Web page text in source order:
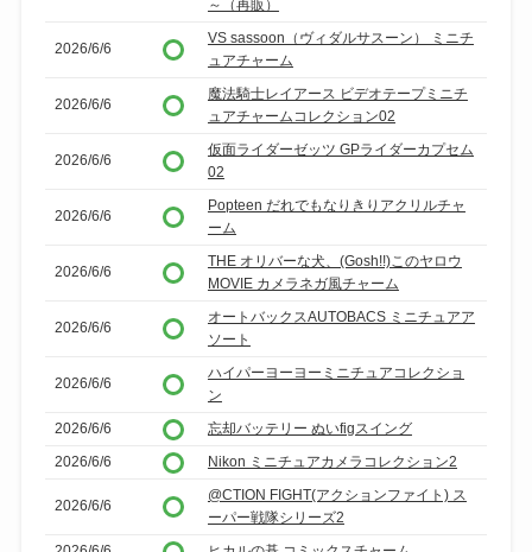
～（再販）
2026/6/6
VS sassoon（ヴィダルサスーン） ミニチ
ュアチャーム
2026/6/6
魔法騎士レイアース ビデオテープミニチ
ュアチャームコレクション02
2026/6/6
仮面ライダーゼッツ GPライダーカプセム
02
2026/6/6
Popteen だれでもなりきりアクリルチャ
ーム
2026/6/6
THE オリバーな犬、(Gosh!!)このヤロウ
MOVIE カメラネガ風チャーム
2026/6/6
オートバックスAUTOBACS ミニチュアア
ソート
2026/6/6
ハイパーヨーヨーミニチュアコレクショ
ン
2026/6/6
忘却バッテリー ぬいfigスイング
2026/6/6
Nikon ミニチュアカメラコレクション2
2026/6/6
@CTION FIGHT(アクションファイト) ス
ーパー戦隊シリーズ2